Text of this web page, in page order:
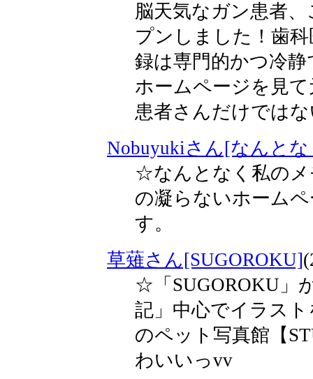
脳天気なガン患者
プンしました！歯
録は専門的かつ冷
ホームページを見
患者さんだけでは
Nobuyukiさん[なんと
☆なんとなく私のメ
の凝らないホーム
す。
草薙さん[SUGOROKU]
☆「SUGOROKU」
記」中心でイラス
のペット写真館【
わいいっvv